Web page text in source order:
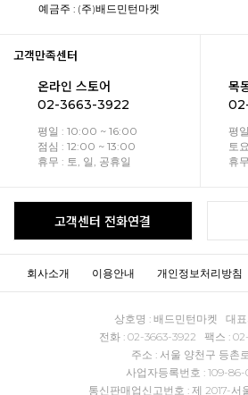
예금주 : (주)배드민턴마켓
고객만족센터
온라인 스토어
02-3663-3922
평일 : 10:00 ~ 16:00
점심 : 12:00 ~ 13:00
휴무 : 토, 일, 공휴일
목
평
토
휴
고객센터 전화연결
회사소개 이용안내 개인정보처리방침
상호명 : 배드민턴마켓 대표
전화 : 02-3663-3922 팩스 :
주소 : 서울 양천구 등촌
사업자등록번호 : 109-86-
통신판매업신고번호 : 제 2017-서